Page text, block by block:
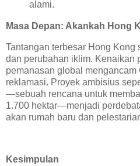
alami.
Masa Depan: Akankah Hong
Tantangan terbesar Hong
dan perubahan iklim. Kenaikan
pemanasan global mengancam
reklamasi. Proyek ambisius
—sebuah rencana untuk
1.700 hektar—menjadi
akan rumah baru dan
Kesimpulan